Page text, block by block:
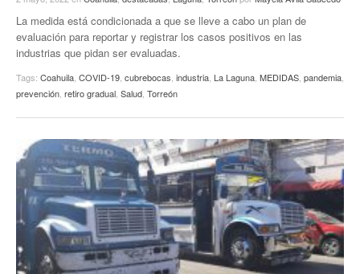
La medida está condicionada a que se lleve a cabo un plan de
evaluación para reportar y registrar los casos positivos en las
industrias que pidan ser evaluadas.
Tags: Coahuila COVID-19 cubrebocas industria La Laguna MEDIDAS pandemia
prevención retiro gradual Salud Torreón